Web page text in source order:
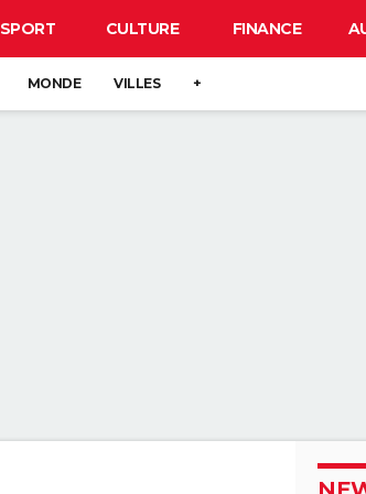
SPORT CULTURE FINANCE
MONDE VILLES +